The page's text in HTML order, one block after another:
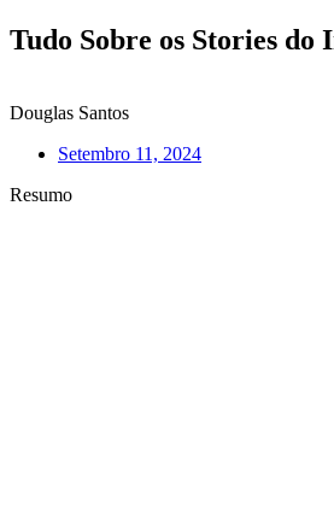
Tudo Sobre os Stories do
Douglas Santos
Setembro 11, 2024
Resumo